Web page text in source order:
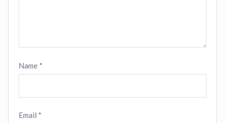
Name *
Email *